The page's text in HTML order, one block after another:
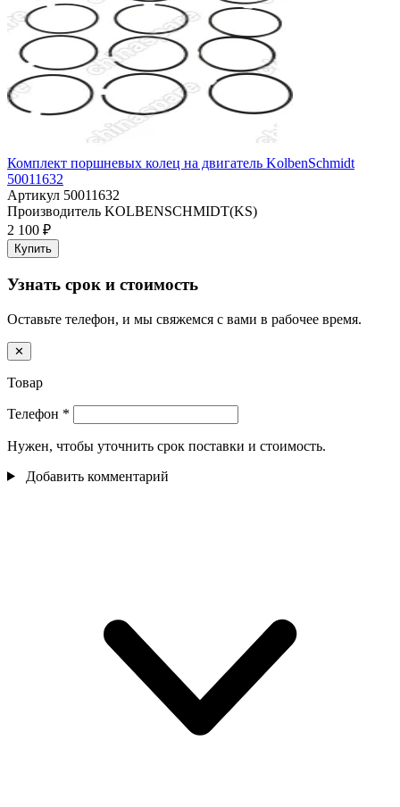
Комплект поршневых колец на двигатель KolbenSchmidt
50011632
Артикул 50011632
Производитель KOLBENSCHMIDT(KS)
2 100 ₽
Купить
Узнать срок и стоимость
Оставьте телефон, и мы свяжемся с вами в рабочее время.
✕
Товар
Телефон *
Нужен, чтобы уточнить срок поставки и стоимость.
Добавить комментарий